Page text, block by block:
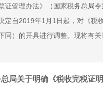
证管理办法》（国家税务总局令
定自2019年1月1日起，对《税
同）的开具进行调整。现将有关
局关于明确《税收完税证明